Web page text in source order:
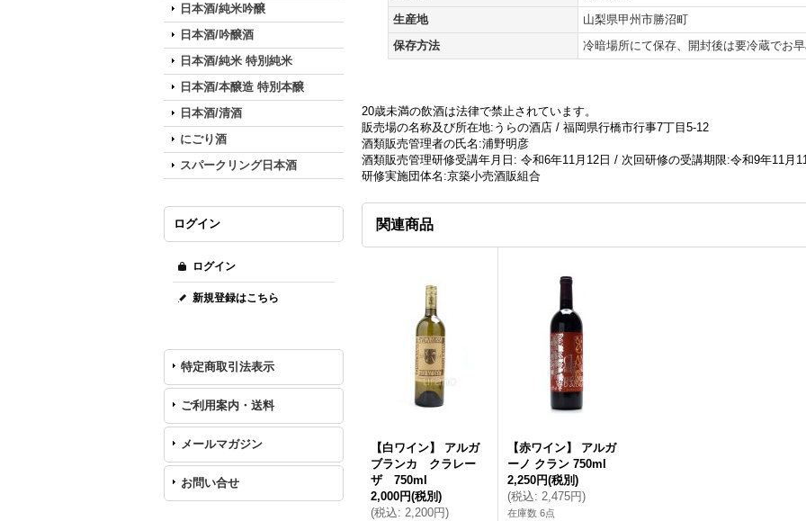
日本酒/純米吟醸
日本酒/吟醸酒
日本酒/純米 特別純米
日本酒/本醸造 特別本醸
日本酒/清酒
にごり酒
スパークリング日本酒
ログイン
ログイン
新規登録はこちら
特定商取引法表示
ご利用案内・送料
メールマガジン
お問い合せ
生産地
山梨県甲州市勝沼町
保存方法
冷暗場所にて保存、開封後は要冷蔵でお
20歳未満の飲酒は法律で禁止されています。
販売場の名称及び所在地:うらの酒店 / 福岡県行橋市行事7丁目5-12
酒類販売管理者の氏名:浦野明彦
酒類販売管理研修受講年月日: 令和6年11月12日 / 次回研修の受講期限:令和9年11月
研修実施団体名:京築小売酒販組合
関連商品
【白ワイン】 アルガ
ブランカ クラレー
ザ 750ml
2,000円(税別)
(税込: 2,200円)
【赤ワイン】 アルガ
ーノ クラン 750ml
2,250円(税別)
(税込: 2,475円)
在庫数 6点